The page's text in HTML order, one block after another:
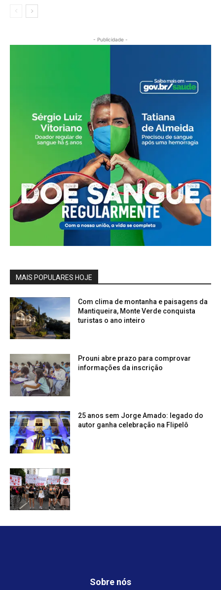
- Publicidade -
MAIS POPULARES HOJE
Com clima de montanha e paisagens da
Mantiqueira, Monte Verde conquista
turistas o ano inteiro
Prouni abre prazo para comprovar
informações da inscrição
25 anos sem Jorge Amado: legado do
autor ganha celebração na Flipelô
Sobre nós